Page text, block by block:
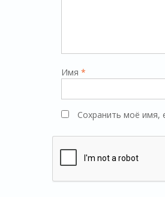
Имя *
Сохранить моё имя,